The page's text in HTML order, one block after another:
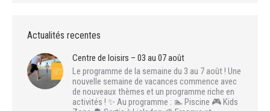
Actualités recentes
Centre de loisirs – 03 au 07 août
Le programme de la semaine du 3 au 7 août ! Une
nouvelle semaine de vacances commence avec
de nouveaux thèmes et un programme riche en
activités ! ✨ Au programme : 🏊 Piscine 🎮 Kids